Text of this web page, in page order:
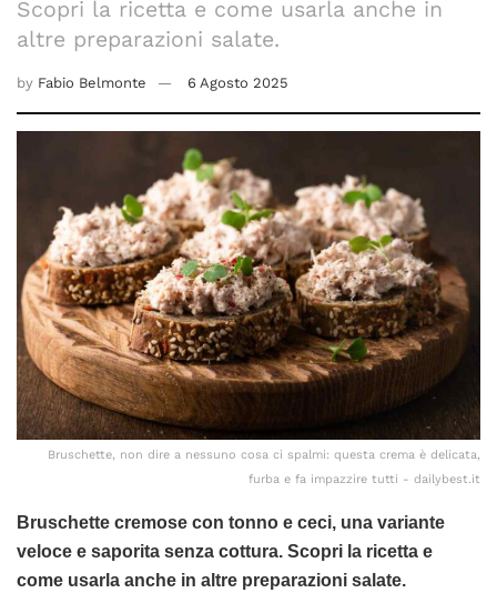
Scopri la ricetta e come usarla anche in
altre preparazioni salate.
by Fabio Belmonte 6 Agosto 2025
Bruschette, non dire a nessuno cosa ci spalmi: questa crema è delicata,
furba e fa impazzire tutti - dailybest.it
Bruschette cremose con tonno e ceci, una variante
veloce e saporita senza cottura. Scopri la ricetta e
come usarla anche in altre preparazioni salate.